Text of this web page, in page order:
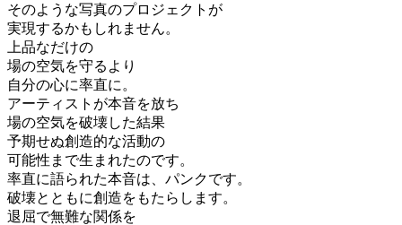
そのような写真のプロジェクトが
実現するかもしれません。
上品なだけの
場の空気を守るより
自分の心に率直に。
アーティストが本音を放ち
場の空気を破壊した結果
予期せぬ創造的な活動の
可能性まで生まれたのです。
率直に語られた本音は、パンクです。
破壊とともに創造をもたらします。
退屈で無難な関係を